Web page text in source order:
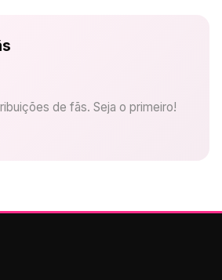
de fãs. Seja o primeiro!